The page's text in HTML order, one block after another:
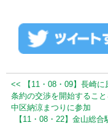
<< 【11・08・09】長崎
条約の交渉を開始するこ
中区納涼まつりに参加
【11・08・22】金山総